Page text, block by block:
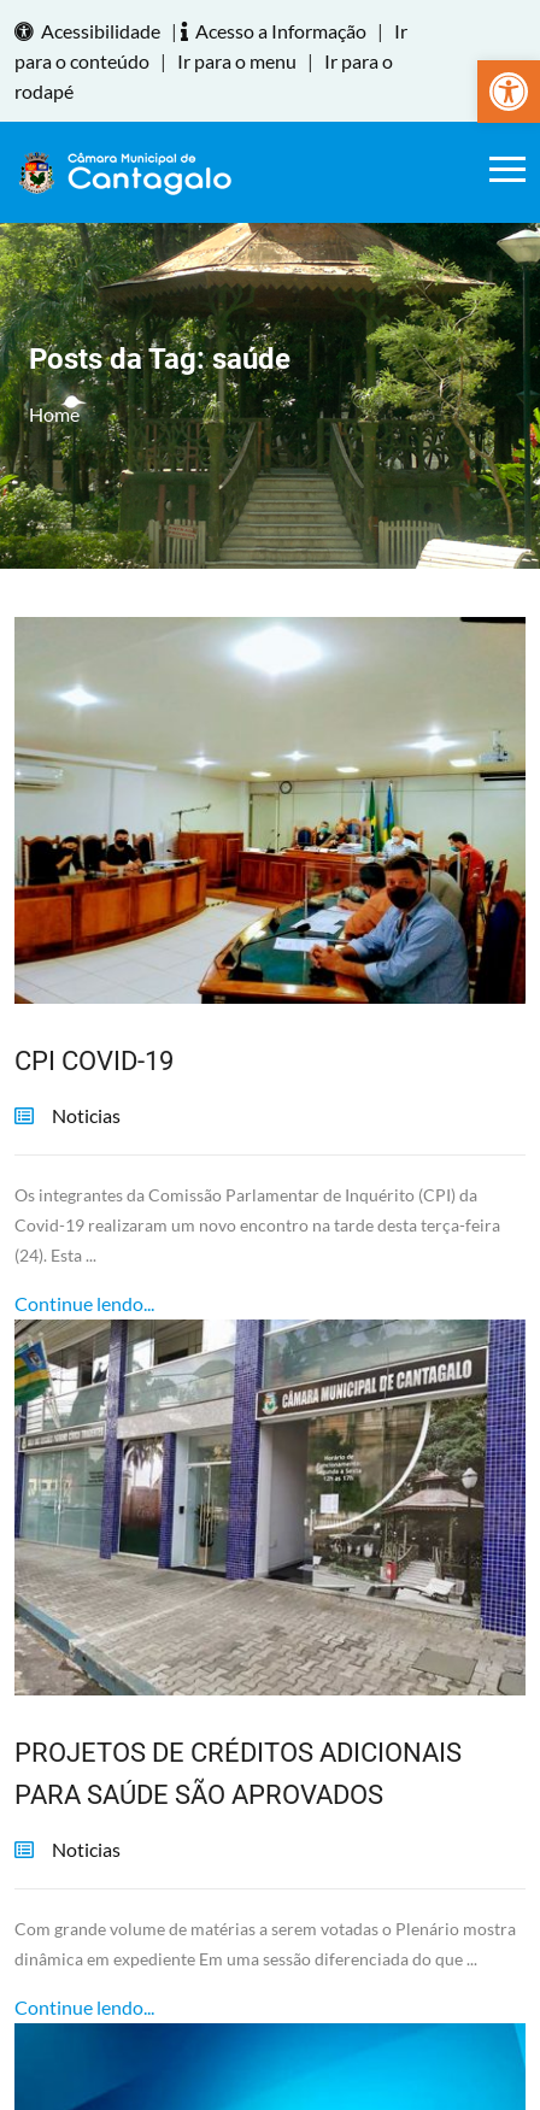
Abrir
Acessibilidade | Acesso a Informação |
Ir
para o conteúdo | Ir para o menu |
Ir para o
rodapé
Posts da Tag:saúde
Home
CPI COVID-19
Noticias
Os integrantes da Comissão Parlamentar de Inquérito (CPI) da
Covid-19 realizaram um novo encontro na tarde desta terça-feira
(24). Esta ...
Continue lendo...
PROJETOS DE CRÉDITOS ADICIONAIS
PARA SAÚDE SÃO APROVADOS
Noticias
Com grande volume de matérias a serem votadas o Plenário mostra
dinâmica em expediente Em uma sessão diferenciada do que ...
Continue lendo...